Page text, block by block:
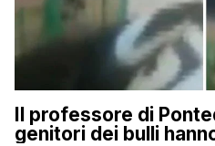
Il professore di
genitori dei bulli